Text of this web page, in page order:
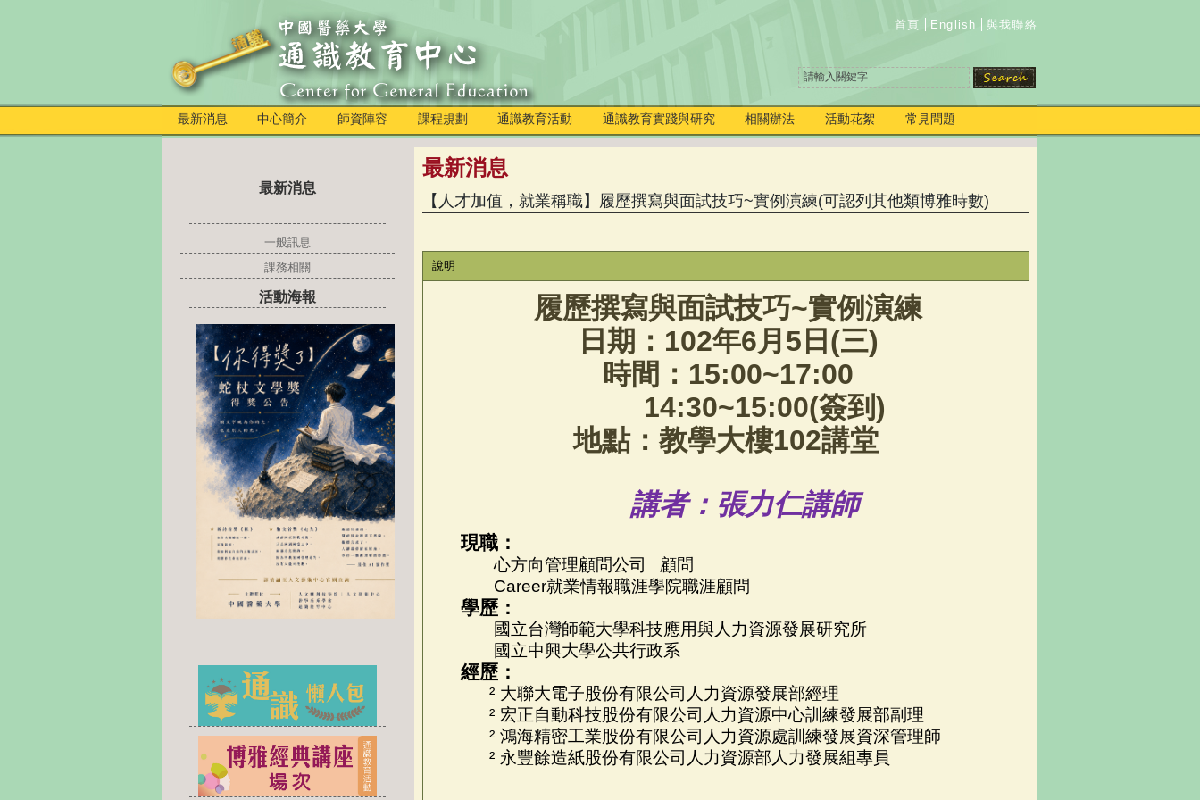
首頁 English 與我聯絡
最新消息 中心簡介 師資陣容 課程規劃 通識教育活動 通識教育實踐與研究 相關辦法 活動花絮 常見問題
最新消息
一般訊息
課務相關
活動海報
最新消息
【人才加值，就業稱職】履歷撰寫與面試技巧~實例演練(可認列其他類博雅時數)
說明
履歷撰寫與面試技巧~實例演練
日期： 102年6月 5 日 (三)
時間： 15:00~17:00
14:30~15:00(簽到)
地點：教學大樓102講堂
講者： 張力仁講師
現職：
心方向管理顧問公司
顧問
Career就業情報職涯學院職涯顧問
學歷：
國立台灣師範大學科技應用與人力資源發展研究所
國立中興大學公共行政系
經歷：
² 大聯大電子股份有限公司 人力資源發展部經理
² 宏正自動科技股份有限公司 人力資源中心訓練發展部副理
² 鴻海精密工業股份有限公司 人力資源處訓練發展資深管理師
² 永豐餘造紙股份有限公司 人力資源部 人力發展組專員